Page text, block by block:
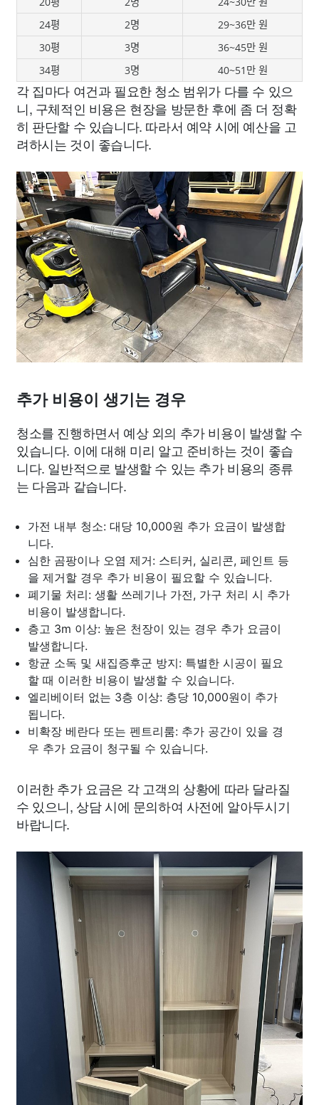
24평
2명
29~36만 원
30평
3명
36~45만 원
34평
3명 40~51만 원
각 집마다 여건과 필요한 청소 범위가 다를 수 있으
니, 구체적인 비용은 현장을 방문한 후에 좀 더 정확
히 판단할 수 있습니다. 따라서 예약 시에 예산을 고
려하시는 것이 좋습니다.
추가 비용이 생기는 경우
청소를 진행하면서 예상 외의 추가 비용이 발생할 수
있습니다. 이에 대해 미리 알고 준비하는 것이 좋습
니다. 일반적으로 발생할 수 있는 추가 비용의 종류
는 다음과 같습니다.
가전 내부 청소: 대당 10,000원 추가 요금이 발생합
니다.
심한 곰팡이나 오염 제거: 스티커, 실리콘, 페인트 등
을 제거할 경우 추가 비용이 필요할 수 있습니다.
폐기물 처리: 생활 쓰레기나 가전, 가구 처리 시 추가
비용이 발생합니다.
층고 3m 이상: 높은 천장이 있는 경우 추가 요금이
발생합니다.
항균 소독 및 새집증후군 방지: 특별한 시공이 필요
할 때 이러한 비용이 발생할 수 있습니다.
엘리베이터 없는 3층 이상: 층당 10,000원이 추가
됩니다.
비확장 베란다 또는 펜트리룸: 추가 공간이 있을 경
우 추가 요금이 청구될 수 있습니다.
이러한 추가 요금은 각 고객의 상황에 따라 달라질
수 있으니, 상담 시에 문의하여 사전에 알아두시기
바랍니다.